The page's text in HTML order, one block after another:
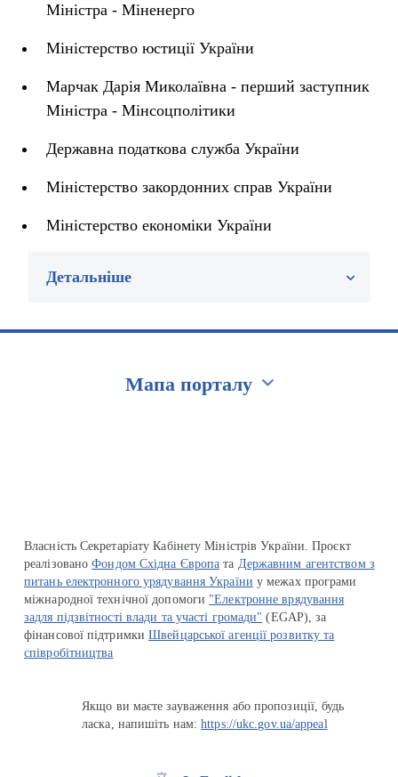
Міністра - Міненерго
Міністерство юстиції України
Марчак Дарія Миколаївна - перший заступник
Міністра - Мінсоцполітики
Державна податкова служба України
Міністерство закордонних справ України
Міністерство економіки України
Детальніше
Мапа порталу
Власність Секретаріату Кабінету Міністрів України. Проєкт
реалізованоФондом Східна Європа та Державним агентством з
питань електронного урядування України у межах програми
міжнародної технічної допомоги "Електронне врядування
задля підзвітності влади та участі громади" (EGAP), за
фінансової підтримкиШвейцарської агенції розвитку та
співробітництва
Якщо ви маєте зауваження або пропозиції, будь
ласка, напишіть нам:https://ukc.gov.ua/appeal